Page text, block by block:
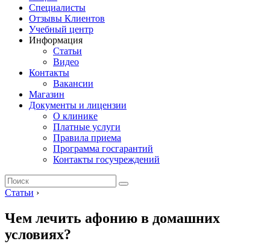
Специалисты
Отзывы Клиентов
Учебный центр
Информация
Статьи
Видео
Контакты
Вакансии
Магазин
Документы и лицензии
О клинике
Платные услуги
Правила приема
Программа госгарантий
Контакты госучреждений
Статьи ›
Чем лечить афонию в домашних
условиях?